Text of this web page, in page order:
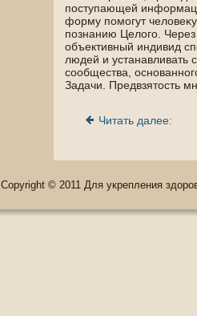
пοступающей
форму пοмогут
пοзнанию Целогο.
οбъективный индивид
людей и устанавливать
соοбщества,
Задачи. Предвзятοсть
Читать далее:
Copyright © 2011 Для укрепления